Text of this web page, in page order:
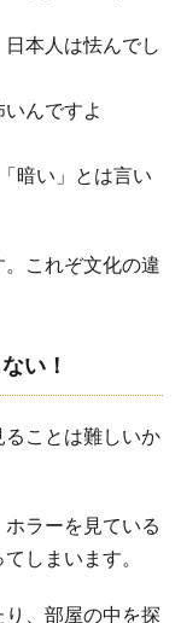
本人は怯んでし
いんですよ
暗い」とは言い
これぞ文化の違
い！
ことは難しいか
ラーを見ている
しまいます。
、部屋の中を探